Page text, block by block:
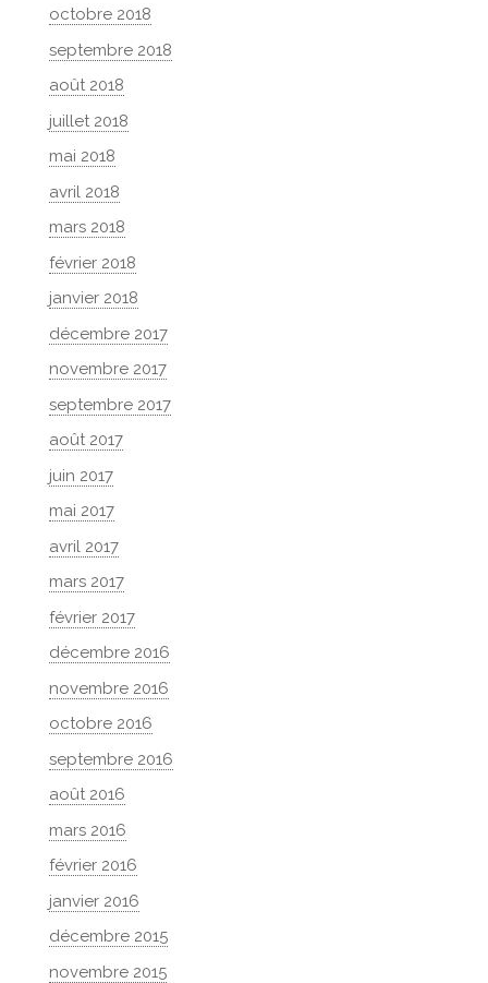
octobre 2018
septembre 2018
août 2018
juillet 2018
mai 2018
avril 2018
mars 2018
février 2018
janvier 2018
décembre 2017
novembre 2017
septembre 2017
août 2017
juin 2017
mai 2017
avril 2017
mars 2017
février 2017
décembre 2016
novembre 2016
octobre 2016
septembre 2016
août 2016
mars 2016
février 2016
janvier 2016
décembre 2015
novembre 2015